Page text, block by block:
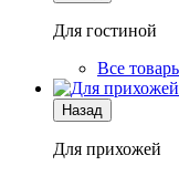
Для гостиной
Все
Назад
Для прихожей